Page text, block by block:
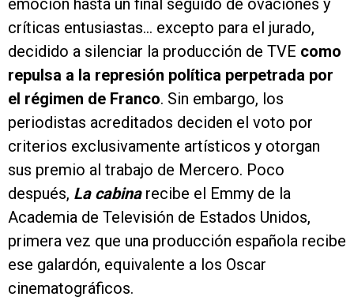
emoción hasta un final seguido de ovaciones y
críticas entusiastas… excepto para el jurado,
decidido a silenciar la producción de TVE como
repulsa a la represión política perpetrada por
el régimen de Franco. Sin embargo, los
periodistas acreditados deciden el voto por
criterios exclusivamente artísticos y otorgan
sus premio al trabajo de Mercero. Poco
después, La cabinarecibe el Emmy de la
Academia de Televisión de Estados Unidos,
primera vez que una producción española recibe
ese galardón, equivalente a los Oscar
cinematográficos.